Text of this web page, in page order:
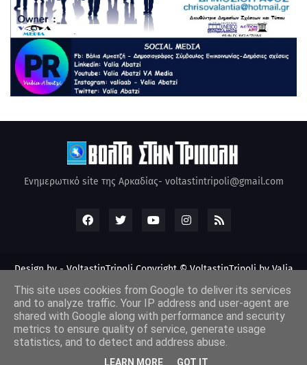
Ενημερωτικό site της Αρκαδίας- voltastintripoli@gmail.com
Design by -VoltastinTripoliCopyright © VoltastinTripoli by Valia
This site uses cookies from Google to deliver its services
and to analyze traffic. Your IP address and user-agent are
shared with Google along with performance and security
metrics to ensure quality of service, generate usage
statistics, and to detect and address abuse.
LEARN MORE GOT IT